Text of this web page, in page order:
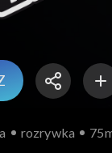
rozrywka